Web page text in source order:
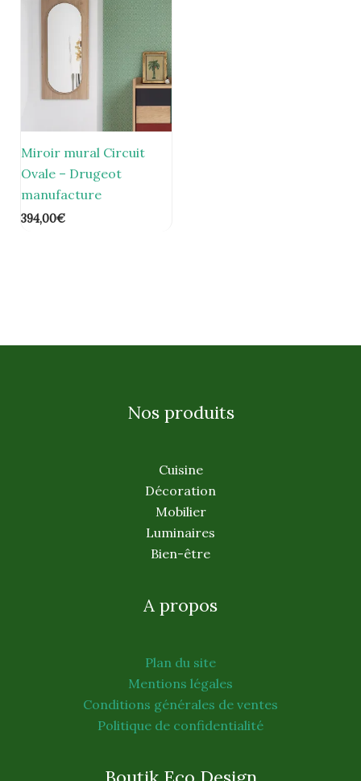
Miroir mural Circuit
Ovale – Drugeot
manufacture
394,00€
Nos produits
Cuisine
Décoration
Mobilier
Luminaires
Bien-être
A propos
Plan du site
Mentions légales
Conditions générales de ventes
Politique de confidentialité